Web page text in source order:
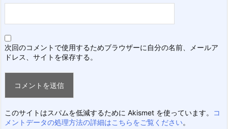
次回のコメントで使用するためブラウザーに自分の名前、メールア
ドレス、サイトを保存する。
このサイトはスパムを低減するために Akismet を使っています。
コ
メントデータの処理方法の詳細はこちらをご覧ください。